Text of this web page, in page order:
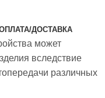
ДОСТАВКА
может
вследствие
различных